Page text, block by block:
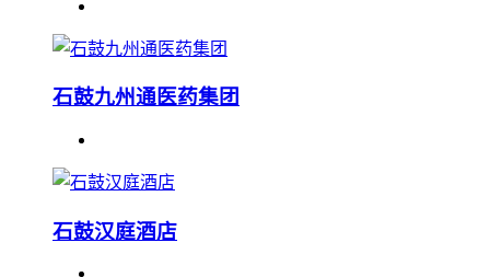
石鼓九州通医药集团
石鼓汉庭酒店